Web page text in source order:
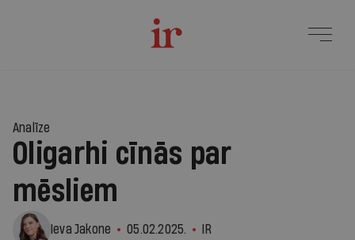
Analīze
Oligarhi cīnās par
mēsliem
Ieva Jakone 05.02.2025. IR